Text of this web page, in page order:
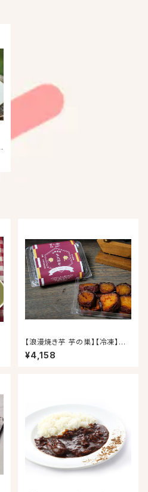
【浪漫焼き芋 芋の巣】【冷凍】生
大学芋
¥4,158